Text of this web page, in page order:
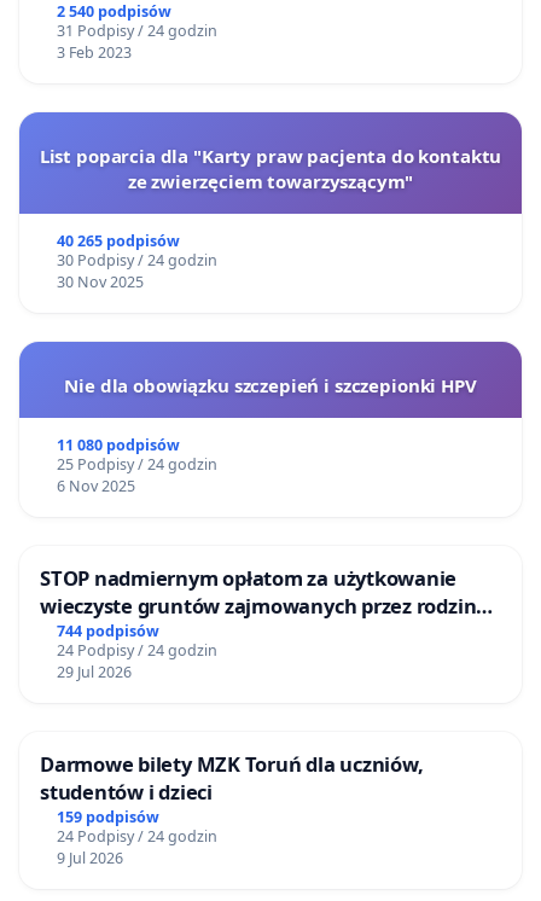
2 540 podpisów
31 Podpisy / 24 godzin
3 Feb 2023
List poparcia dla "Karty praw pacjenta do kontaktu
ze zwierzęciem towarzyszącym"
40 265 podpisów
30 Podpisy / 24 godzin
30 Nov 2025
Nie dla obowiązku szczepień i szczepionki HPV
11 080 podpisów
25 Podpisy / 24 godzin
6 Nov 2025
STOP nadmiernym opłatom za użytkowanie
wieczyste gruntów zajmowanych przez rodzinne
ogrody działkowe.
744 podpisów
24 Podpisy / 24 godzin
29 Jul 2026
Darmowe bilety MZK Toruń dla uczniów,
studentów i dzieci
159 podpisów
24 Podpisy / 24 godzin
9 Jul 2026